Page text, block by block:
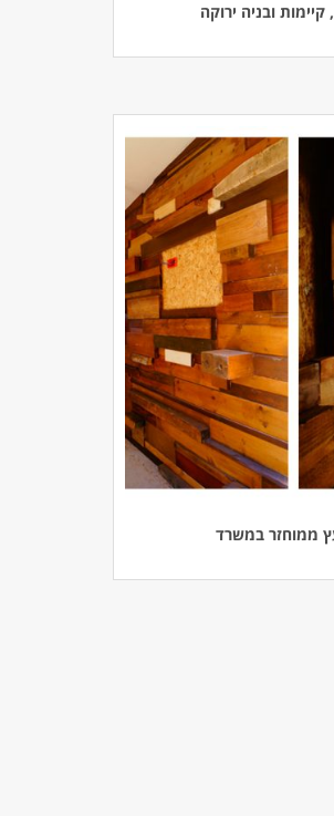
קיימות ובניה ירוקה
ממוחזר במשרד